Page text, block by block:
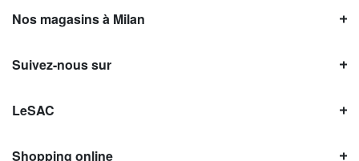
Nos magasins à Milan
Suivez-nous sur
LeSAC
Shopping online